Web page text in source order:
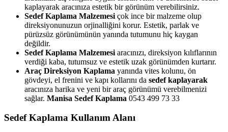
kaplayarak aracınıza estetik bir görünüm verebilirsiniz.
Sedef Kaplama Malzemesi çok ince bir malzeme olup
direksiyonunuzun orjinalliğini korur. Estetik, parlak ve
pürüzsüz görünümünün yanında tutumunu hiç kaygan
değildir.
Sedef Kaplama Malzemesi aracınızı, direksiyon kılıflarının
verdiği kaba, tutumsuz ve estetik uzak görünümden kurtarır.
Araç Direksiyon Kaplama yanında vites kolunu, ön
gövdeyi, el frenini ve kapı kollarını da sedef kaplayarak
aracınıza harika ve yeni bir araç görünümü verebilmenizi
sağlar. Manisa Sedef Kaplama 0543 499 73 33
Sedef Kaplama Kullanım Alanı